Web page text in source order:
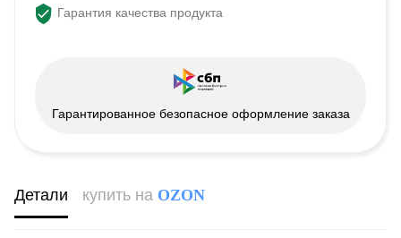
Гарантия качества продукта
Гарантированное безопасное оформление заказа
Детали купить на OZON